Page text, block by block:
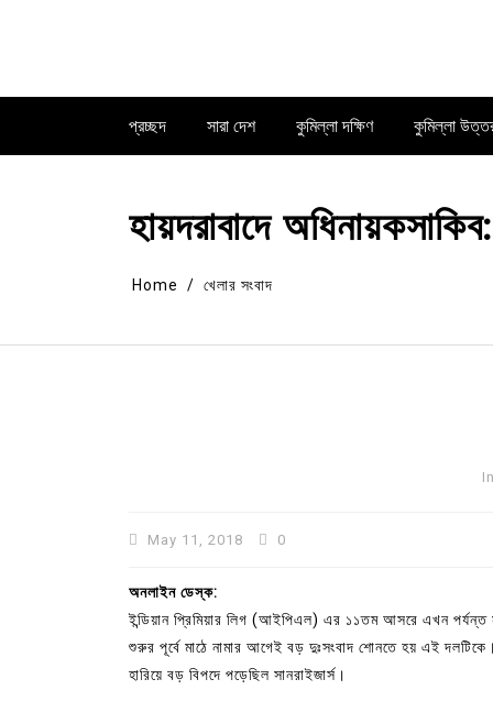
প্রচ্ছদ সারা দেশ কুমিল্লা দক্ষিণ কুমিল্লা
হায়দরাবাদে
Home খেলার সংবাদ
In
May 11, 2018 0
অনলাইন ডেস্ক:
ইন্ডিয়ান প্রিমিয়ার লিগ (আইপিএল) এর ১১তম আসরে এখন পর্যন্ত
শুরুর পূর্বে মাঠে নামার আগেই বড় দুঃসংবাদ শোনতে হয় এই
হারিয়ে বড় বিপদে পড়েছিল সানরাইজার্স।